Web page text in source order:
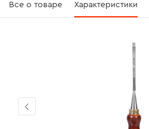
Все о товаре Характеристики